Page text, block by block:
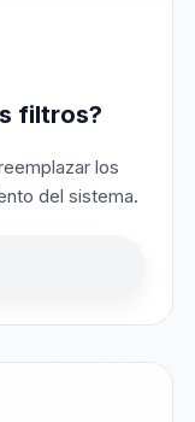
filtros?
los
del sistema.